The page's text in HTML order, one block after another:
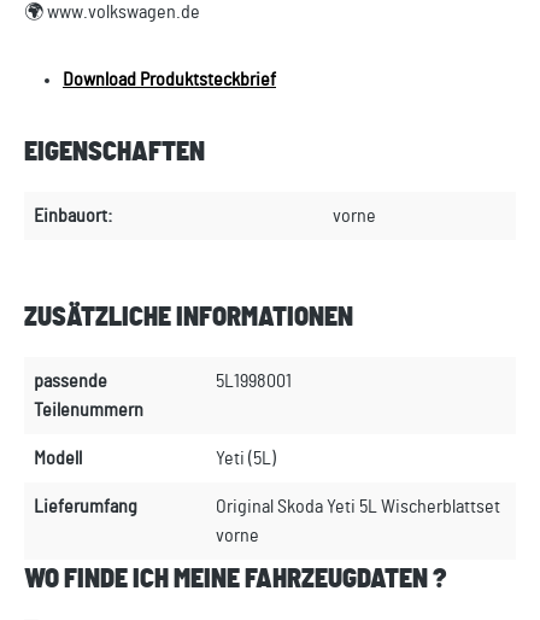
🌍 www.volkswagen.de
Download Produktsteckbrief
EIGENSCHAFTEN
Einbauort: vorne
ZUSÄTZLICHE INFORMATIONEN
passende
Teilenummern
5L1998001
Modell Yeti (5L)
Lieferumfang
Original Skoda Yeti 5L Wischerblattset
vorne
WO FINDE ICH MEINE FAHRZEUGDATEN ?